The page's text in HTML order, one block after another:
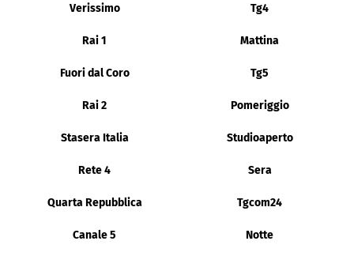
Verissimo Tg4
Rai 1 Mattina
Fuori dal Coro Tg5
Rai 2 Pomeriggio
Stasera Italia Studioaperto
Rete 4 Sera
Quarta Repubblica Tgcom24
Canale 5 Notte